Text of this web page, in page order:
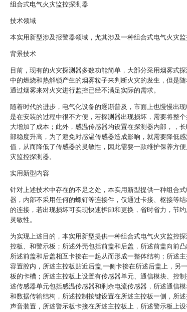
组合式电气火灾监控探测器
技术领域
本实用新型涉及报警器领域，尤其涉及一种组合式电气火灾监
背景技术
目前，现有的火灾探测器多数功能简单，大部分采用烟雾式
中的燃烧和热解锁产生的烟雾粒子来判断火灾的发生，但是
通过烟雾来对火灾进行监控已经不满足实际的需求。
随着时代的进步，电气化设备的逐渐普及，市面上也慢慢出
是在安装的过程中很不方便，若探测器出现损坏，需要将整
大增加了成本；此外，感温传感器均设置在探测器内部，，
部稳度升高，为了避免对感温传感器造成影响，就需要降低
值，从而降低了传感器的灵敏性，因此需要一款维护保养方
灾监控探测器。
实用新型内容
针对上述技术中存在的不足之处，本实用新型提供一种组合
器，内部不采用任何的螺钉等连接件，仅通过卡接、枢接等
的连接，若出现损坏可实现快速拆卸和更换，省时省力，节
灵敏性。
为实现上述目的，本实用新型提供一种组合式电气火灾监控
控板、和警示板；所述外壳包括前盖和后盖，所述前盖向前凸
所述前盖和后盖相互卡接在一起从而形成一整体结构；所述
容置腔内，所述主控板贴近后盖,一侧卡接在所述后盖上，另
板的卡槽；所述主控板上设置有传感器单元、通信模块、控
述传感器单元包括感温传感器和剩余电流传感器，所述通信
和数据传输结构，所述控制按键设置在所述主控板一侧，所
声音装置，所述警示板卡接在所述主控板上，所述警示板上